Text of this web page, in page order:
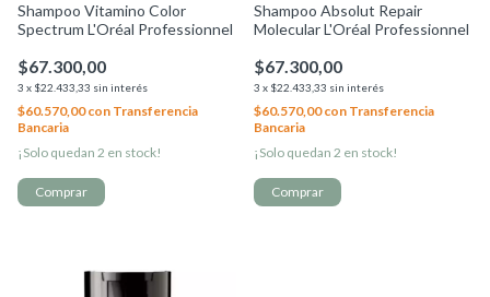
Shampoo Vitamino Color
Spectrum L'Oréal Professionnel
$67.300,00
3 x $22.433,33 sin interés
$60.570,00con Transferencia
Bancaria
¡Solo quedan 2 en stock!
Shampoo Absolut Repair
Molecular L'Oréal Professionnel
$67.300,00
3 x $22.433,33 sin interés
$60.570,00con Transferencia
Bancaria
¡Solo quedan 2 en stock!